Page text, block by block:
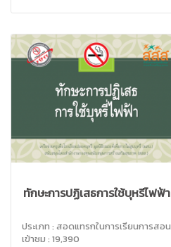
ทักษะการปฏิเสธการใช้บุหรี่ไฟฟ้า
ประเภท : สอดแทรกในการเรียนการสอน
เข้าชม : 19,390